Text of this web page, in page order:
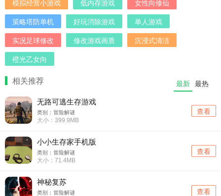
模拟经营小游戏
低内存游戏
女性向修仙
策略塔防单机
好玩消除游戏
单人游戏
实况足球修改
修改游戏画质
沉浸式清洁
橙光乙女向
相关推荐 最新 最热
无路可逃生存游戏
类别：冒险解谜
大小：399.9MB
查看
小小生存家手机版
类别：冒险解谜
大小：71.4MB
查看
神秘复苏
类别：冒险解谜 查看